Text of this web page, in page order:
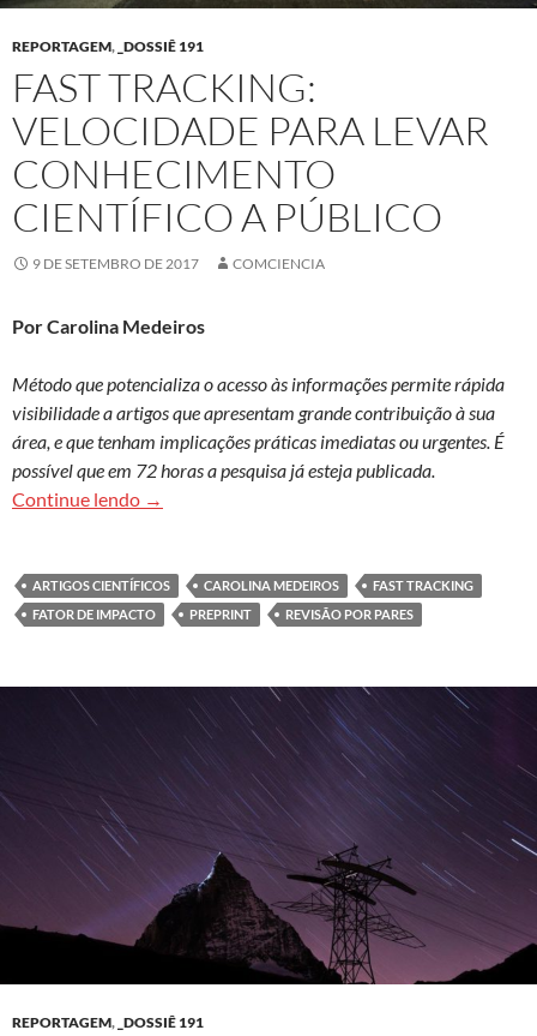
REPORTAGEM, _DOSSIÊ 191
FAST TRACKING:
VELOCIDADE PARA LEVAR
CONHECIMENTO
CIENTÍFICO A PÚBLICO
9 DE SETEMBRO DE 2017 COMCIENCIA
Por Carolina Medeiros
Método que potencializa o acesso às informações permite rápida
visibilidade a artigos que apresentam grande contribuição à sua
área, e que tenham implicações práticas imediatas ou urgentes. É
possível que em 72 horas a pesquisa já esteja publicada.
Continue lendo Fast tracking: velocidade para levar
→
ARTIGOS CIENTÍFICOS CAROLINA MEDEIROS
FAST TRACKING
FATOR DE IMPACTO
PREPRINT REVISÃO POR PARES
REPORTAGEM, _DOSSIÊ 191